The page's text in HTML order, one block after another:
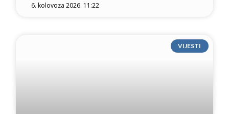
6. kolovoza 2026. 11:22
VIJESTI